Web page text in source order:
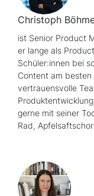
Christoph
ist Senior Product
er lange als
Schüler:innen bei
Content am
vertrauensvolle
gerne mit seiner
Rad,